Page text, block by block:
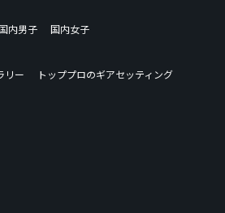
内男子
国内女子
リー
トッププロのギアセッティング